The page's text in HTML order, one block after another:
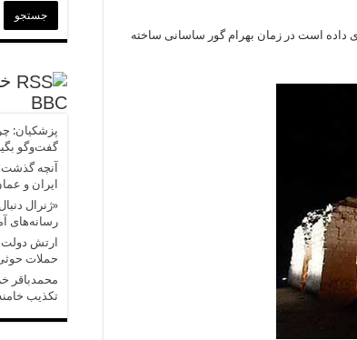
داده است در زمان بهرام گور ساسانی ساخته
BBC
پزشکیان:
گفت‌وگو
آنچه
ایران و
«ژنرال
رسانه‌های
ارتش
حملات
محمدباقر
تکذیب